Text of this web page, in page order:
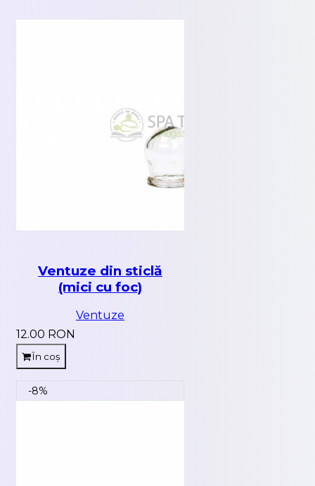
Ventuze din sticlă
(mici cu foc)
Ventuze
12.00 RON
În coș
-8%